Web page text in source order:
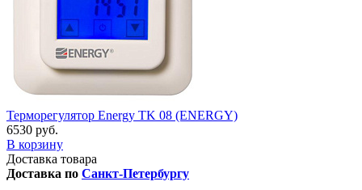
Терморегулятор Energy TK 08 (ENERGY)
6530 руб.
В корзину
Доставка товара
Доставка по Санкт-Петербургу